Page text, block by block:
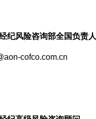
纪风险咨询部全国负责人
cofco.com.cn